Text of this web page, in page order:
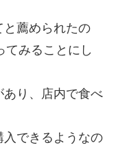
薦められたの
てみることにし
り、店内で食べ
できるようなの